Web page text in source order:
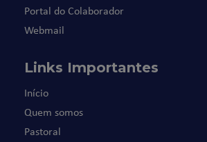
Portal do Colaborador
Webmail
Links Importantes
Início
Quem somos
Pastoral